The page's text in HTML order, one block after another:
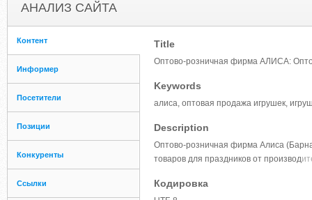
АНАЛИЗ САЙТА
Контент
Информер
Посетители
Позиции
Конкуренты
Ссылки
Title
Оптово-розничная фирма АЛИСА:
Keywords
алиса, оптовая продажа игрушек,
Description
Оптово-розничная фирма Алиса
товаров для праздников от производ
Кодировка